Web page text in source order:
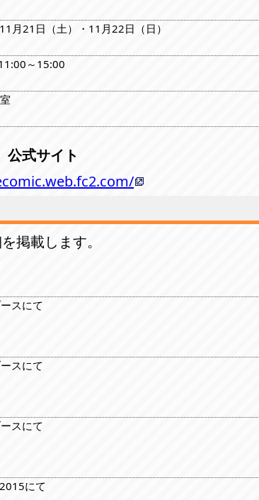
21日（土）・11月22日（日）
～15:00
式サイト
掲載します。
スにて
スにて
スにて
にて